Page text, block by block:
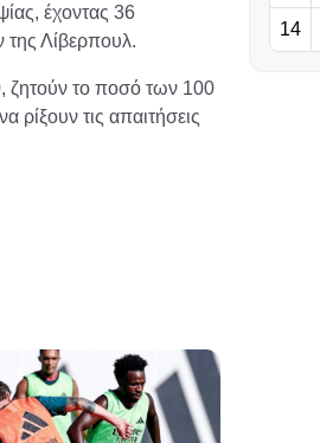
έχοντας 36
της Λίβερπουλ.
ζητούν το ποσό των 100
ρίξουν τις απαιτήσεις
14